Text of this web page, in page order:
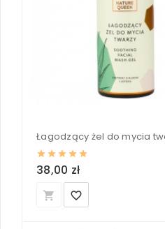
38,00 zł
local_grocery_store favorite_border